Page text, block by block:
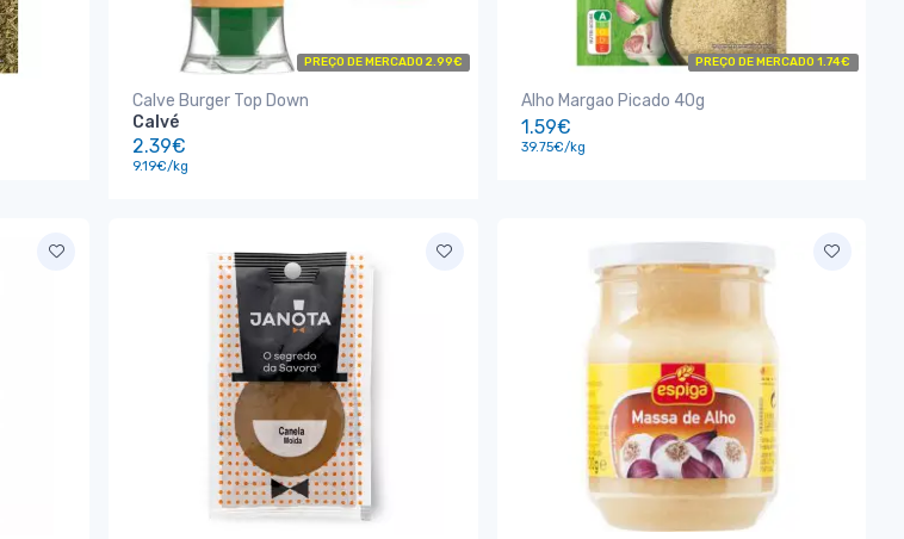
PREÇO DE MERCADO 2.99€
Calve Burger Top Down
Calvé
2.39€
9.19€/kg
PREÇO DE MERCADO 1.74€
Alho Margao Picado 40g
1.59€
39.75€/kg